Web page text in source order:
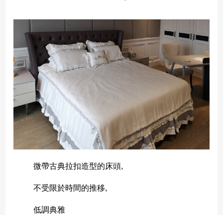
微帶古典拉扣造型的床頭,
不受限於時間的推移,
低調典雅